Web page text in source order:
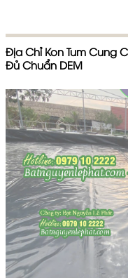
Địa Chỉ Kon Tum Cung
Đủ Chuẩn DEM